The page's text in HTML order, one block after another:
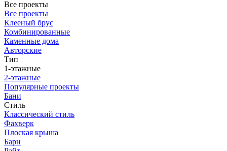
Все проекты
Все проекты
Клееный брус
Комбинированные
Каменные дома
Авторские
Тип
1-этажные
2-этажные
Популярные проекты
Бани
Стиль
Классический стиль
Фахверк
Плоская крыша
Барн